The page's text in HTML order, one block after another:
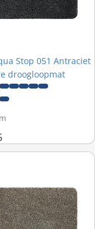
Stop 051 Antraciet
droogloopmat
Stop 002 Graniet